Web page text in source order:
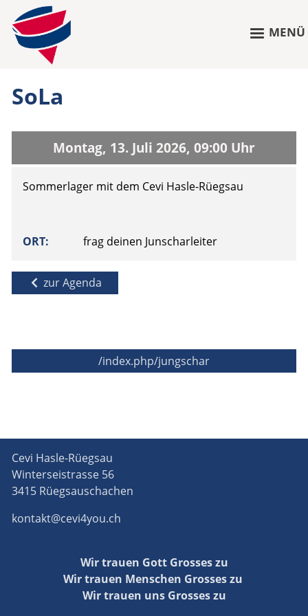
MENÜ
SoLa
Montag, 13. Juli 2026, 09:00 Uhr
Sommerlager mit dem Cevi Hasle-Rüegsau
ORT frag deinen Junscharleiter
zur Agenda
/index.php/jungschar
Cevi Hasle-Rüegsau
Winterseistrasse 56
3415 Rüegsauschachen
kontakt@cevi4you.ch
Wir trauen Gott Grosses zu
Wir trauen Menschen Grosses zu
Wir trauen uns Grosses zu